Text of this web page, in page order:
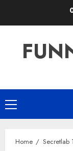
Primary
Menu
Home Secretlab